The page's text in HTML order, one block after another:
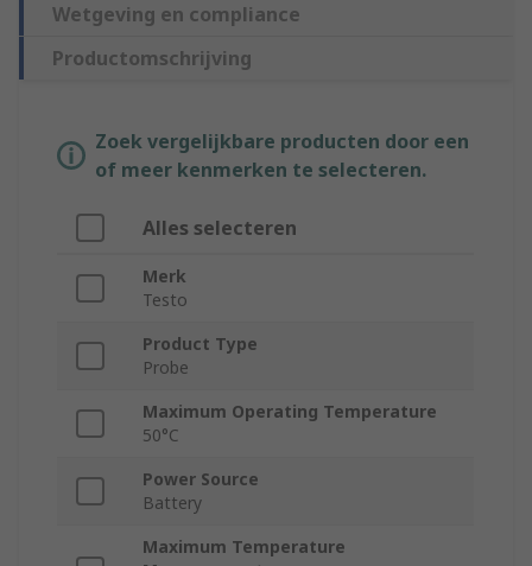
Wetgeving en compliance
Productomschrijving
Zoek vergelijkbare producten door een
of meer kenmerken te selecteren.
Alles selecteren
Merk
Testo
Product Type
Probe
Maximum Operating Temperature
50°C
Power Source
Battery
Maximum Temperature